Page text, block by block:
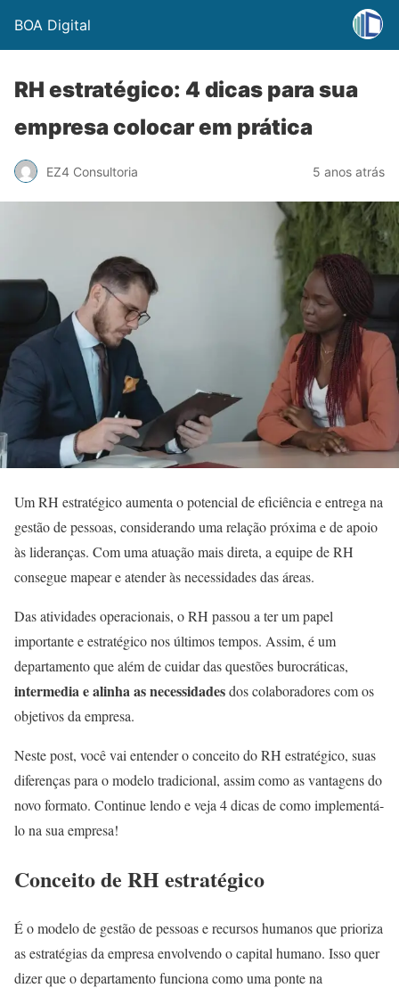
BOA Digital
RH estratégico: 4 dicas para sua
empresa colocar em prática
EZ4 Consultoria 5 anos atrás
Um RH estratégico aumenta o potencial de eficiência e entrega na
gestão de pessoas, considerando uma relação próxima e de apoio
às lideranças. Com uma atuação mais direta, a equipe de RH
consegue mapear e atender às necessidades das áreas.
Das atividades operacionais, o RH passou a ter um papel
importante e estratégico nos últimos tempos. Assim, é um
departamento que além de cuidar das questões burocráticas,
intermedia e alinha as necessidadesdos colaboradores com os
objetivos da empresa.
Neste post, você vai entender o conceito do RH estratégico, suas
diferenças para o modelo tradicional, assim como as vantagens do
novo formato. Continue lendo e veja 4 dicas de como implementá-
lo na sua empresa!
Conceito de RH estratégico
É o modelo de gestão de pessoas e recursos humanos que prioriza
as estratégias da empresa envolvendo o capital humano. Isso quer
dizer que o departamento funciona como uma ponte na